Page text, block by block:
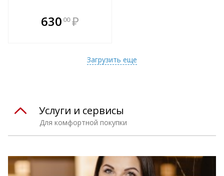
630 00 ₽
Загрузить еще
Для комфортной покупки
Услуги и сервисы